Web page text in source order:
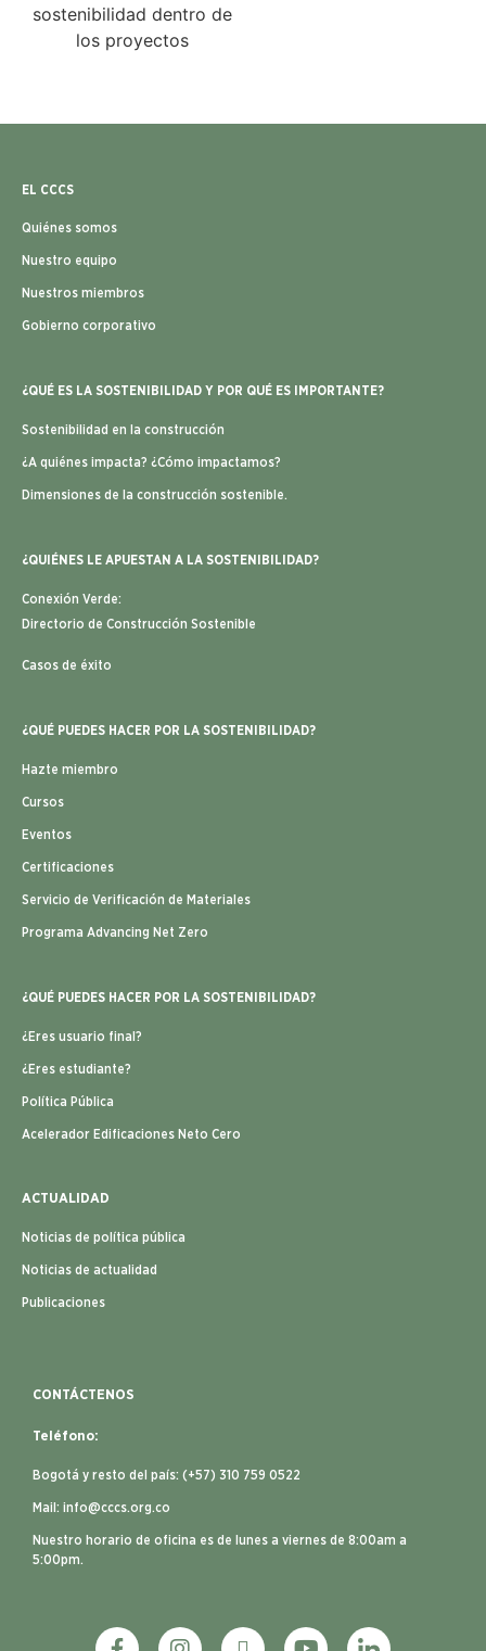
sostenibilidad dentro de
los proyectos
EL CCCS
Quiénes somos
Nuestro equipo
Nuestros miembros
Gobierno corporativo
¿QUÉ ES LA SOSTENIBILIDAD Y POR QUÉ ES IMPORTANTE?
Sostenibilidad en la construcción
¿A quiénes impacta? ¿Cómo impactamos?
Dimensiones de la construcción sostenible.
¿QUIÉNES LE APUESTAN A LA SOSTENIBILIDAD?
Conexión Verde:
Directorio de Construcción Sostenible
Casos de éxito
¿QUÉ PUEDES HACER POR LA SOSTENIBILIDAD?
Hazte miembro
Cursos
Eventos
Certificaciones
Servicio de Verificación de Materiales
Programa Advancing Net Zero
¿QUÉ PUEDES HACER POR LA SOSTENIBILIDAD?
¿Eres usuario final?
¿Eres estudiante?
Política Pública
Acelerador Edificaciones Neto Cero
ACTUALIDAD
Noticias de política pública
Noticias de actualidad
Publicaciones
CONTÁCTENOS
Teléfono:
Bogotá y resto del país: (+57) 310 759 0522
Mail: info@cccs.org.co
Nuestro horario de oficina es de lunes a viernes de 8:00am a
5:00pm.